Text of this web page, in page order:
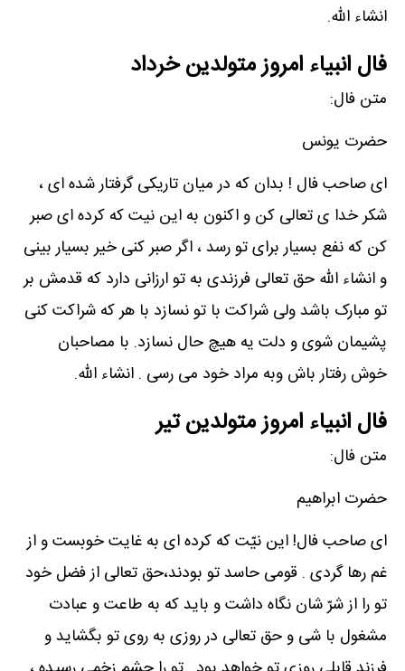
انشاء الله.
فال انبیاء امروز متولدین خرداد
متن فال:
حضرت یونس
ای صاحب فال ! بدان که در میان تاریکی گرفتار شده ای ،
شکر خدا ی تعالی کن و اکنون به این نیت که کرده ای صبر
کن که نفع بسیار برای تو رسد ، اگر صبر کنی خیر بسیار بینی
و انشاء الله حق تعالی فرزندی به تو ارزانی دارد که قدمش بر
تو مبارک باشد ولی شراکت با تو نسازد با هر که شراکت کنی
پشیمان شوی و دلت یه هیچ حال نسازد. با مصاحبان
خوش رفتار باش وبه مراد خود می رسی . انشاء الله.
فال انبیاء امروز متولدین تیر
متن فال:
حضرت ابراهیم
ای صاحب فال! این نیّت که کرده ای به غایت خوبست و از
غم رها گردی . قومی حاسد تو بودند،حق تعالی از فضل خود
تو را از شرّ شان نگاه داشت و باید که به طاعت و عبادت
مشغول با شی و حق تعالی در روزی به روی تو بگشاید و